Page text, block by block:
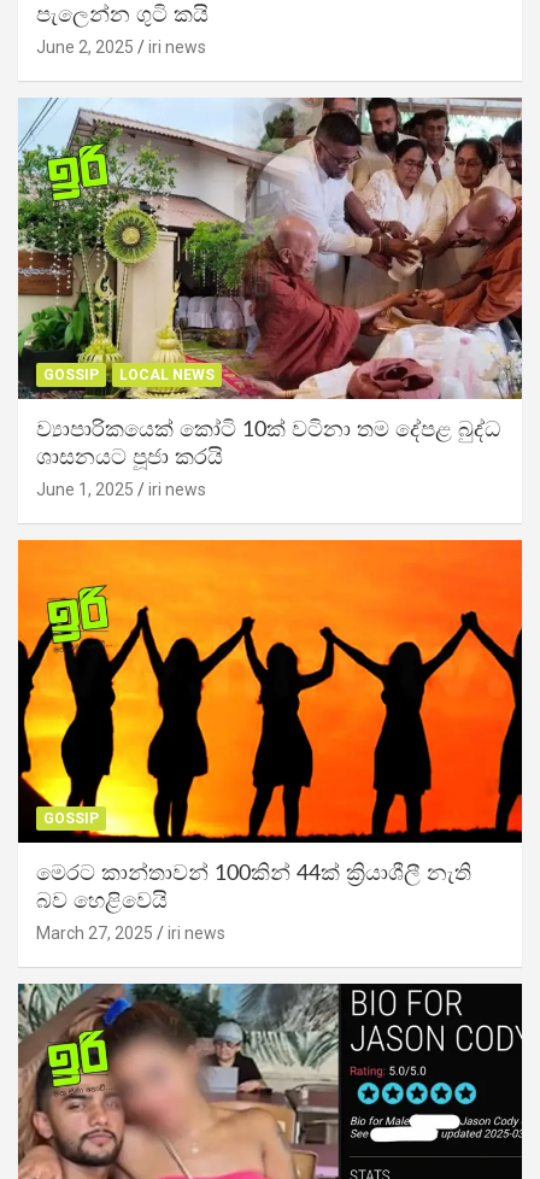
පැලෙන්න ගුටි කයි
June 2, 2025 iri news
GOSSIP LOCAL NEWS
ව්‍යාපාරිකයෙක් කෝටි 10ක් වටිනා තම දේපළ බුද්ධ
ශාසනයට පූජා කරයි
June 1, 2025 iri news
GOSSIP
මෙරට කාන්තාවන් 100කින් 44ක් ක්‍රියාශීලී නැති
බව හෙළිවෙයි
March 27, 2025 iri news